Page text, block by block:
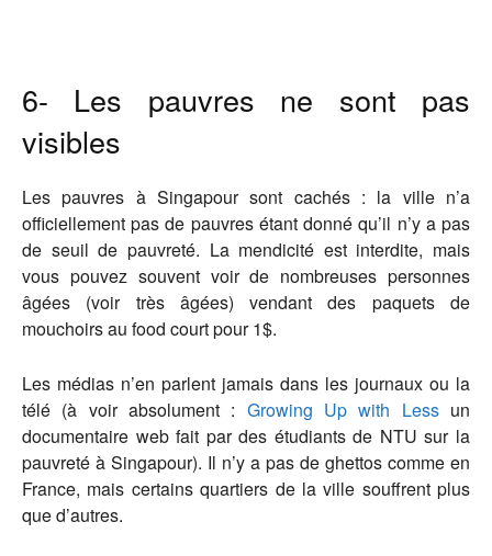
6- Les pauvres ne sont pas
visibles
Les pauvres à Singapour sont cachés : la ville n’a
officiellement pas de pauvres étant donné qu’il n’y a pas
de seuil de pauvreté. La mendicité est interdite, mais
vous pouvez souvent voir de nombreuses personnes
âgées (voir très âgées) vendant des paquets de
mouchoirs au food court pour 1$.
Les médias n’en parlent jamais dans les journaux ou la
télé (à voir absolument : Growing Up with Lessun
documentaire web fait par des étudiants de NTU sur la
pauvreté à Singapour). Il n’y a pas de ghettos comme en
France, mais certains quartiers de la ville souffrent plus
que d’autres.